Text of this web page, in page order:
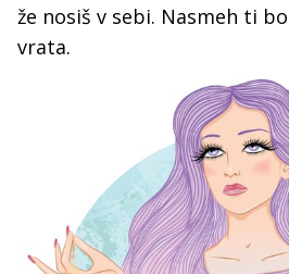
že nosiš v sebi. Nasmeh ti
vrata.